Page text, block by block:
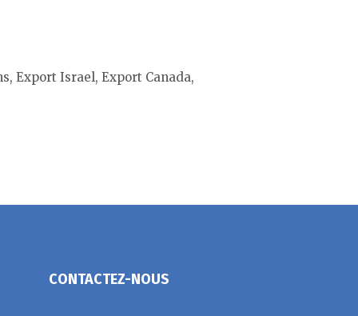
Export Israel, Export Canada,
CONTACTEZ-NOUS